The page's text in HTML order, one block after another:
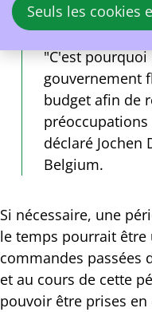
"C'est
gouvernement
budget afin de
préoccupations
déclaré Jochen
Belgium.
Si nécessaire, une
le temps pourrait être
commandes passées
et au cours de cette
pouvoir être prises en
Seuls les cookies